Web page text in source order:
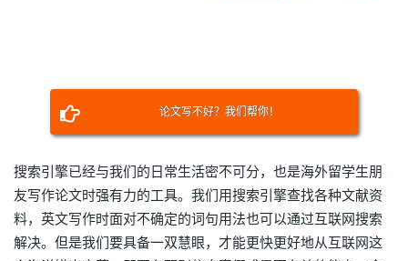
论文写不好？我们帮你！
搜索引擎已经与我们的日常生活密不可分，也是海外留学生朋
友写作论文时强有力的工具。我们用搜索引擎查找各种文献资
料，英文写作时面对不确定的词句用法也可以通过互联网搜索
解决。但是我们要具备一双慧眼，才能更快更好地从互联网这